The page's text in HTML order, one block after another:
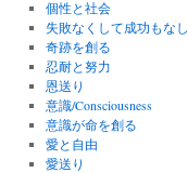
個性と社会
失敗なくして成功もなし
奇跡を創る
忍耐と努力
恩送り
意識/Consciousness
意識が命を創る
愛と自由
愛送り